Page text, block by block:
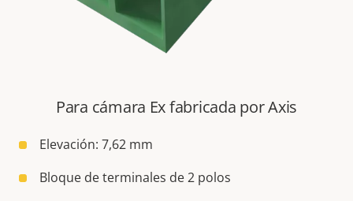
Para cámara Ex fabricada por Axis
Elevación: 7,62 mm
Bloque de terminales de 2 polos